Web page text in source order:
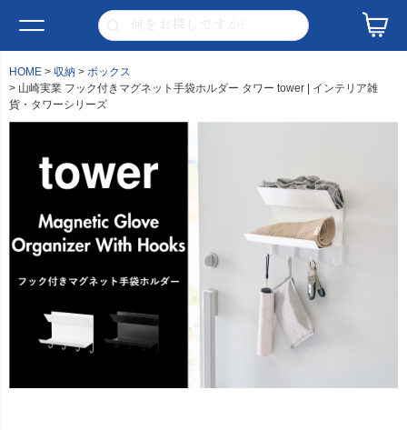
HOME 収納
ボックス
山崎実業 フック付きマグネット手袋ホルダー タワー tower | インテリア雑
貨・タワーシリーズ